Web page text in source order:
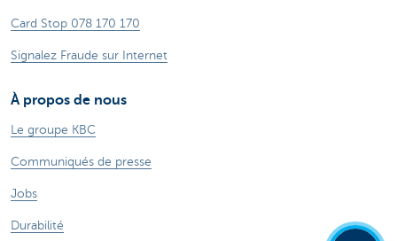
Card Stop 078 170 170
Signalez Fraude sur Internet
À propos de nous
Le groupe KBC
Communiqués de presse
Jobs
Durabilité